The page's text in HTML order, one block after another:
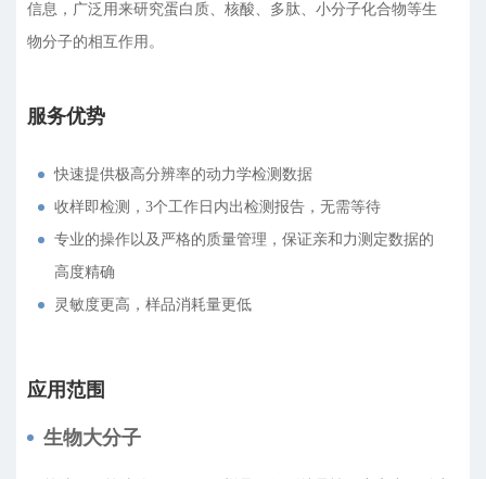
信息，广泛用来研究蛋白质、核酸、多肽、小分子化合物等生
物分子的相互作用。
服务优势
快速提供极高分辨率的动力学检测数据
收样即检测，3个工作日内出检测报告，无需等待
专业的操作以及严格的质量管理，保证亲和力测定数据的
高度精确
灵敏度更高，样品消耗量更低
应用范围
生物大分子